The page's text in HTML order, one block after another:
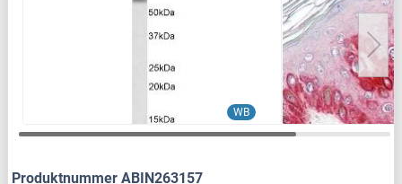
WB
Produktnummer ABIN263157